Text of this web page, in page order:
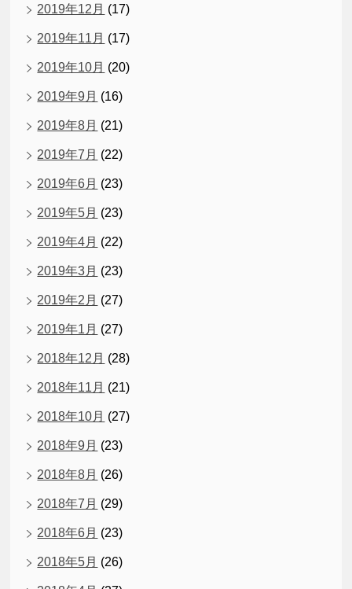
2019年12月 (17)
2019年11月 (17)
2019年10月 (20)
2019年9月 (16)
2019年8月 (21)
2019年7月 (22)
2019年6月 (23)
2019年5月 (23)
2019年4月 (22)
2019年3月 (23)
2019年2月 (27)
2019年1月 (27)
2018年12月 (28)
2018年11月 (21)
2018年10月 (27)
2018年9月 (23)
2018年8月 (26)
2018年7月 (29)
2018年6月 (23)
2018年5月 (26)